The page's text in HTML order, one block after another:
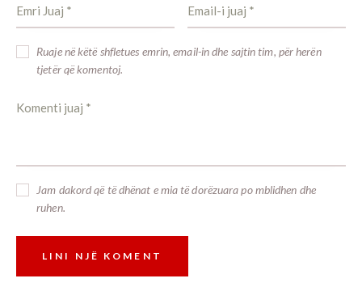
Ruaje në këtë shfletues emrin, email-in dhe sajtin tim, për herën
tjetër që komentoj.
Jam dakord që të dhënat e mia të dorëzuara po mblidhen dhe
ruhen.